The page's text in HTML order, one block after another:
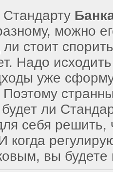
можно
стоит
Надо исходить
уже
Поэтому
ли
себя решить,
когда
вы будете